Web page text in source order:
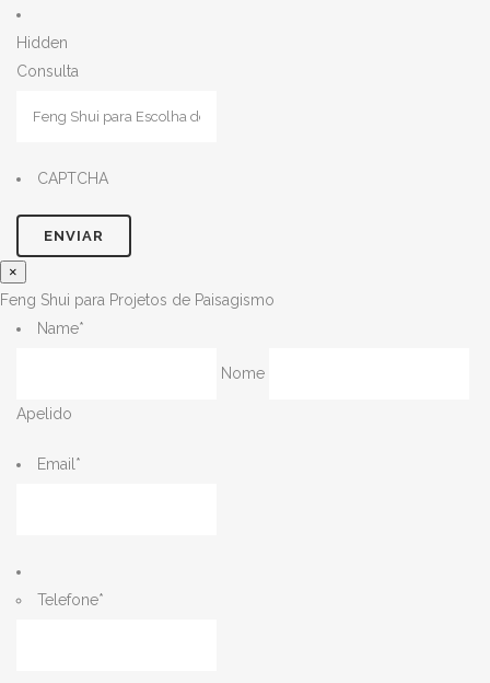
Hidden
Consulta
CAPTCHA
×
Feng Shui para Projetos de Paisagismo
Name*
Nome
Apelido
Email *
Telefone*